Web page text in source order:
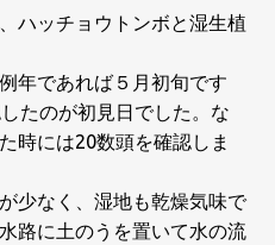
ハッチョウトンボと湿生植
年であれば５ 月初旬です
たのが初見日でした。な
時には20数頭を確認しま
少なく、湿地も乾燥気味で
路に土のうを置いて水の流